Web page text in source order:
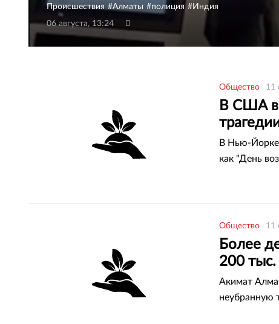
Происшествия Алматы полиция
Индия
06 августа, 13:24
Общество 11
В США в
В Нью-Йорке
как "День
Общество 11
Более
200 тыс.
Акимат
неубранную